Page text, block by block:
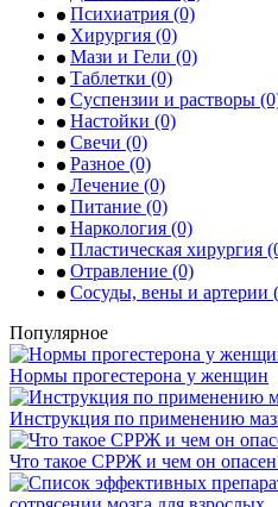
Психиатрия (0)
Хирургия (0)
Мази и Гели (0)
Таблетки (0)
Суспензии и растворы
Настойки (0)
Свечи (0)
Разное (0)
Лечение (0)
Питание (0)
Наркология (0)
Пластическая хирургия
Отравление (0)
Сосуды, вены и артерии
Популярное
Нормы прогестерона у женщин
Инструкция по применению
Что такое СРРЖ и чем он